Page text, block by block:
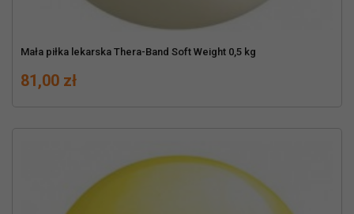
Mała piłka lekarska Thera-Band Soft Weight 0,5 kg
Cena
81,00 zł